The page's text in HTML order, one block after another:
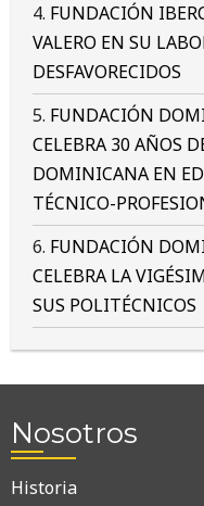
FUNDACIÓN
VALERO EN SU
DESFAVORECIDOS
FUNDACIÓN
CELEBRA 30 AÑOS
DOMINICANA EN
TÉCNICO-
FUNDACIÓN
CELEBRA LA
SUS POLITÉCNICOS
Nosotros
Historia